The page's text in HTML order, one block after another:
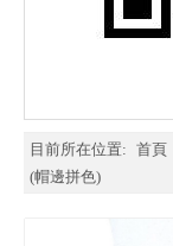
目前所在位置: 首頁
(帽邊拼色)